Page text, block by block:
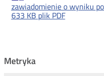
zawiadomienie o wyniku
633 KB plik PDF
Metryka